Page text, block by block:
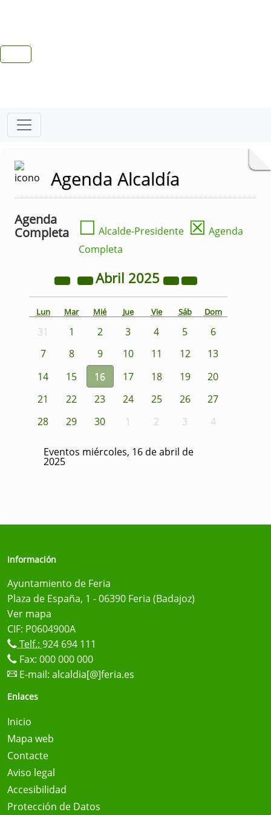
Agenda Alcaldía
Agenda
Completa
☐ Alcalde-Presidente ☒ Agenda
Completa
Abril 2025
Lun Mar Mié Jue Vie Sáb Dom
31 1 2 3 4 5
6
7
8 9 10 11 12
13
14
15 16 17 18 19
20
21
22 23 24 25 26
27
28
29 30 1 2 3 4
Eventos miércoles, 16 de abril de
2025
Información
Ayuntamiento de Feria
Plaza de España, 1 - 06390 Feria (Badajoz)
Ver mapa
CIF: P0604900A
Telf.: 924 694 111
Fax: 000 000 000
E-mail: alcaldia[@]feria.es
Enlaces
Inicio
Mapa web
Contacte
Aviso legal
Accesibilidad
Protección de Datos